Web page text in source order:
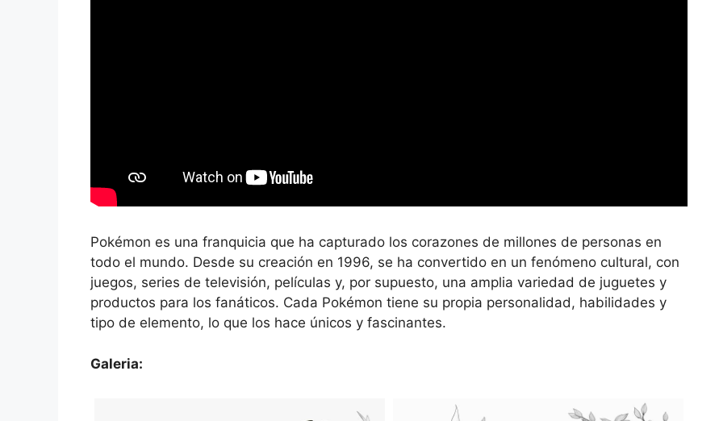
Pokémon es una franquicia que ha capturado los corazones de millones de personas en
todo el mundo. Desde su creación en 1996, se ha convertido en un fenómeno cultural, con
juegos, series de televisión, películas y, por supuesto, una amplia variedad de juguetes y
productos para los fanáticos. Cada Pokémon tiene su propia personalidad, habilidades y
tipo de elemento, lo que los hace únicos y fascinantes.
Galeria: